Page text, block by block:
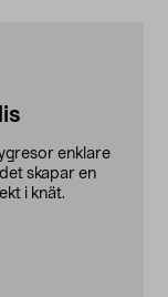
enklare
skapar en
i knät.